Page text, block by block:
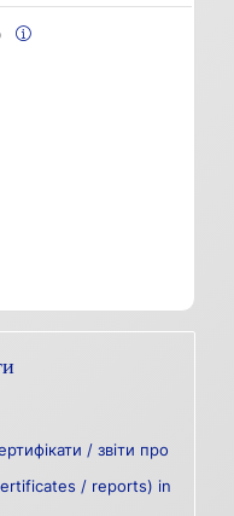
/ звіти про
/ reports) in